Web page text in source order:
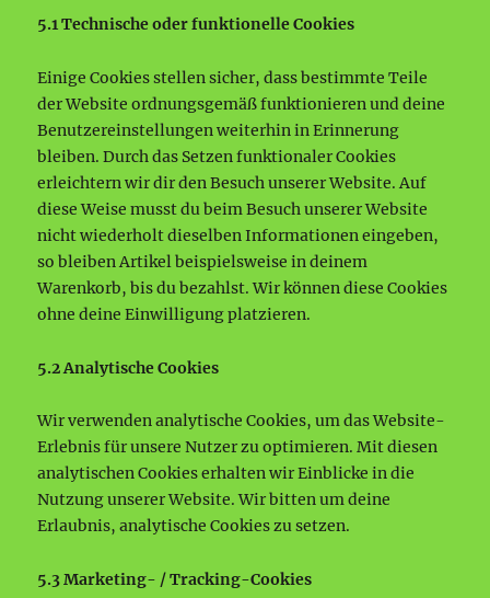
5.1 Technische oder funktionelle Cookies
Einige Cookies stellen sicher, dass bestimmte Teile
der Website ordnungsgemäß funktionieren und deine
Benutzereinstellungen weiterhin in Erinnerung
bleiben. Durch das Setzen funktionaler Cookies
erleichtern wir dir den Besuch unserer Website. Auf
diese Weise musst du beim Besuch unserer Website
nicht wiederholt dieselben Informationen eingeben,
so bleiben Artikel beispielsweise in deinem
Warenkorb, bis du bezahlst. Wir können diese Cookies
ohne deine Einwilligung platzieren.
5.2 Analytische Cookies
Wir verwenden analytische Cookies, um das Website-
Erlebnis für unsere Nutzer zu optimieren. Mit diesen
analytischen Cookies erhalten wir Einblicke in die
Nutzung unserer Website. Wir bitten um deine
Erlaubnis, analytische Cookies zu setzen.
5.3 Marketing- / Tracking-Cookies